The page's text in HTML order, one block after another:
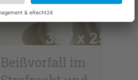
Beißvorfall im